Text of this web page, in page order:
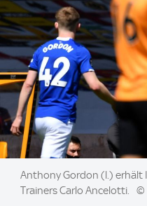
Image:
Anthony Gordon (l.) erhält
Trainers Carlo Ancelotti.
©